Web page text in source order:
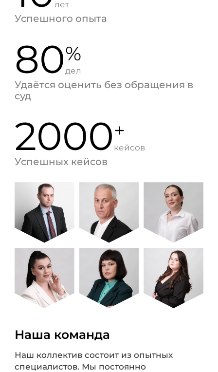
лет
Успешного опыта
80%
дел
Удаётся оценить без обращения в
суд
2000+
кейсов
Успешных кейсов
Наша команда
Наш коллектив состоит из опытных
специалистов. Мы постоянно